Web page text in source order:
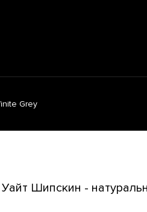
Grey
Уайт Шипскин -